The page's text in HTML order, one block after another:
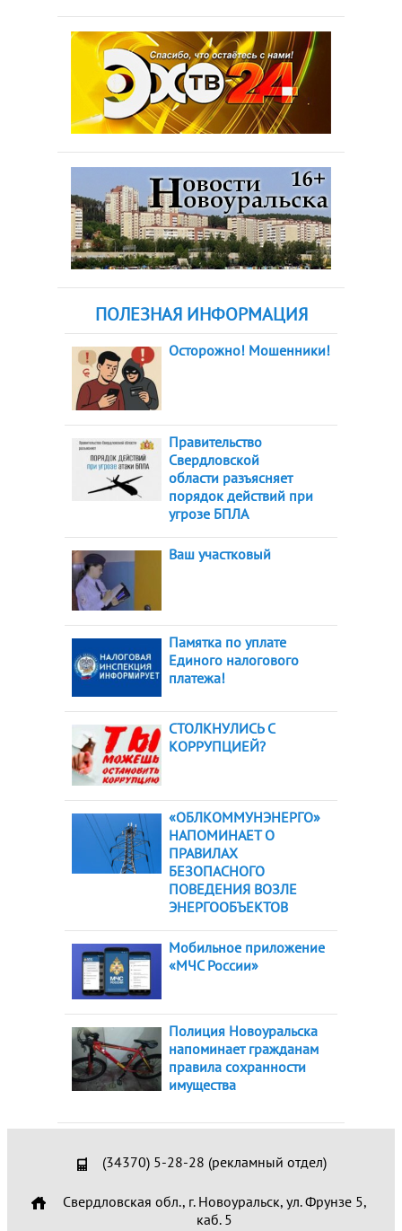
ПОЛЕЗНАЯ ИНФОРМАЦИЯ
Осторожно! Мошенники!
Правительство
Свердловской
области разъясняет
порядок действий при
угрозе БПЛА
Ваш участковый
Памятка по уплате
Единого налогового
платежа!
СТОЛКНУЛИСЬ С
КОРРУПЦИЕЙ?
«ОБЛКОММУНЭНЕРГО»
НАПОМИНАЕТ О
ПРАВИЛАХ
БЕЗОПАСНОГО
ПОВЕДЕНИЯ ВОЗЛЕ
ЭНЕРГООБЪЕКТОВ
Мобильное приложение
«МЧС России»
Полиция Новоуральска
напоминает гражданам
правила сохранности
имущества
(34370) 5-28-28 (рекламный отдел)
Свердловская обл., г. Новоуральск, ул. Фрунзе 5,
каб. 5